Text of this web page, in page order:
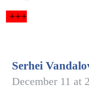
+++
Serhei
December 11 at